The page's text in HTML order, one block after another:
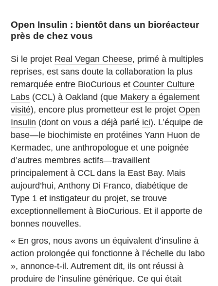
Open Insulin : bientôt dans un bioréacteur
près de chez vous
Si le projet Real Vegan Cheese, primé à multiples
reprises, est sans doute la collaboration la plus
remarquée entre BioCurious et Counter Culture
Labs (CCL) à Oakland (que Makery a également
visité), encore plus prometteur est le projetOpen
Insulin (dont on vous a déjà parlé ici). L’équipe de
base—le biochimiste en protéines Yann Huon de
Kermadec, une anthropologue et une poignée
d’autres membres actifs—travaillent
principalement à CCL dans la East Bay. Mais
aujourd’hui, Anthony Di Franco, diabétique de
Type 1 et instigateur du projet, se trouve
exceptionnellement à BioCurious. Et il apporte de
bonnes nouvelles.
« En gros, nous avons un équivalent d’insuline à
action prolongée qui fonctionne à l’échelle du labo
», annonce-t-il. Autrement dit, ils ont réussi à
produire de l’insuline générique. Ce qui était